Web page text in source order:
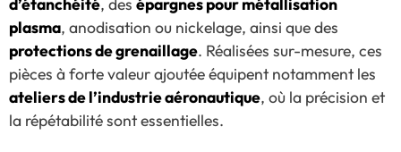
d’étanchéité, des épargnes pour métallisation
plasma, anodisation ou nickelage, ainsi que des
protections de grenaillage. Réalisées sur-mesure, ces
pièces à forte valeur ajoutée équipent notamment les
ateliers de l’industrie aéronautique, où la précision et
la répétabilité sont essentielles.